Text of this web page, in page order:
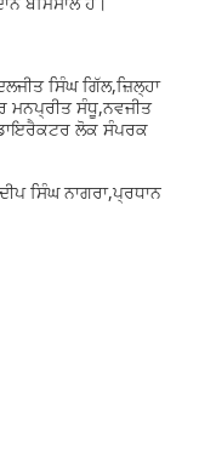
ਸਿੰਘ ਗਿੱਲ,ਜ਼ਿਲ੍ਹਾ
ਮਨਪ੍ਰੀਤ ਸੰਧੂ,ਨਵਜੀਤ
ਲੋਕ ਸੰਪਰਕ
ਸਿੰਘ ਨਾਗਰਾ,ਪ੍ਰਧਾਨ